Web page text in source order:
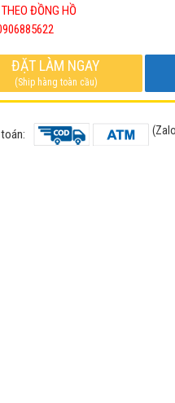
THEO ĐỒNG HỒ
ĐẶT LÀM NGAY
(Ship hàng toàn cầu)